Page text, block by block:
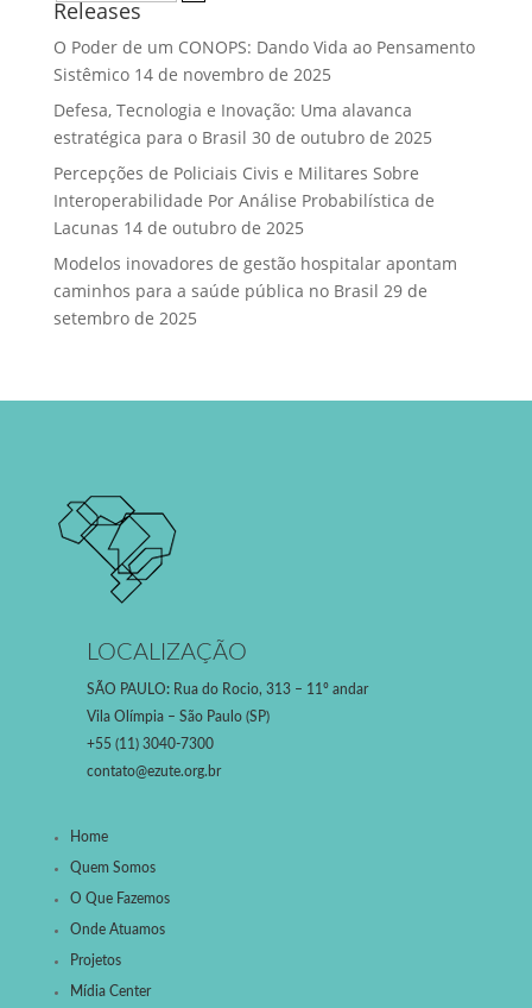
Releases
O Poder de um CONOPS: Dando Vida ao Pensamento
Sistêmico 14 de novembro de 2025
Defesa, Tecnologia e Inovação: Uma alavanca
estratégica para o Brasil 30 de outubro de 2025
Percepções de Policiais Civis e Militares Sobre
Interoperabilidade Por Análise Probabilística de
Lacunas 14 de outubro de 2025
Modelos inovadores de gestão hospitalar apontam
caminhos para a saúde pública no Brasil 29 de
setembro de 2025
LOCALIZAÇÃO
SÃO PAULO: Rua do Rocio, 313 – 11º andar
Vila Olímpia – São Paulo (SP)
+55 (11) 3040-7300
contato@ezute.org.br
Home
Quem Somos
O Que Fazemos
Onde Atuamos
Projetos
Mídia Center